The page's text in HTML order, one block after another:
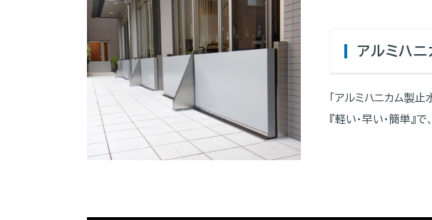
アルミハ
「アルミハニカム製
『軽い・早い・簡単』